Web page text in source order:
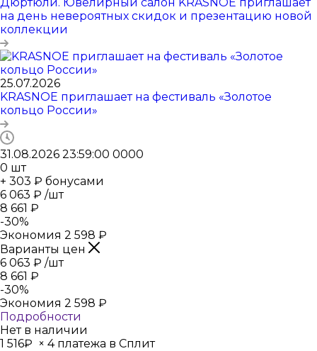
на день невероятных скидок и презентацию новой
коллекции
25.07.2026
KRASNOE приглашает на фестиваль «Золотое
кольцо России»
31.08.2026 23:59:00 0000
0 шт
+ 303 ₽ бонусами
6 063 ₽ /шт
8 661 ₽
-30%
Экономия 2 598 ₽
Варианты цен
6 063 ₽ /шт
8 661 ₽
-30%
Экономия 2 598 ₽
Подробности
Нет в наличии
1 516₽ × 4 платежа в Сплит